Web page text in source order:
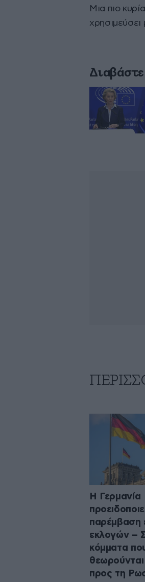
Μια πιο
Διαβάστε
Η Γερμανία
παρέμβαση
εκλογών –
κόμματα
θεωρούνται
προς τη